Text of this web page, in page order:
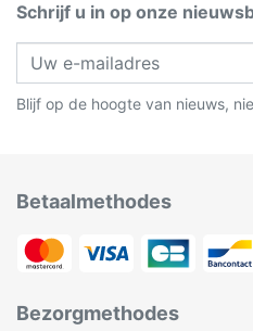
Schrijf u in op onze
Blijf op de hoogte van nieuws,
Betaalmethodes
Bezorgmethodes